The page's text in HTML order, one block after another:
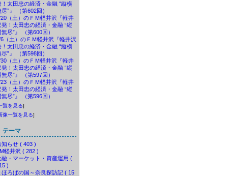
！太田忠の経済・金融 “縦横
尽”』 （第602回）
（土）のＦＭ軽井沢『軽井
発！太田忠の経済・金融 “縦
無尽”』 （第600回）
（土）のＦＭ軽井沢『軽井沢
！太田忠の経済・金融 “縦横
尽”』 （第598回）
（土）のＦＭ軽井沢『軽井
発！太田忠の経済・金融 “縦
無尽”』 （第597回）
（土）のＦＭ軽井沢『軽井
発！太田忠の経済・金融 “縦
無尽”』 （第596回）
覧を見る]
像一覧を見る]
テーマ
知らせ ( 403 )
軽井沢 ( 282 )
融・マーケット・資産運用 (
)
ほろばの国～奈良探訪記 ( 15